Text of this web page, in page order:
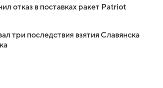
отказ в поставках ракет Patriot
три последствия взятия Славянска